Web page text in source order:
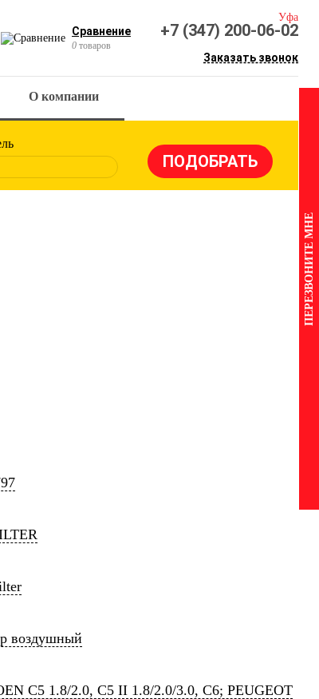
Сравнение
0 товаров
Уфа
+7 (347) 200-06-02
Заказать звонок
О компании
воздушный
C5 1.8/2.0, C5 II 1.8/2.0/3.0, C6; PEUGEOT
ПЕРЕЗВОНИТЕ МНЕ